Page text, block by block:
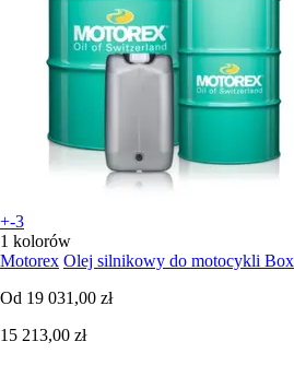
+-3
1 kolorów
Motorex Olej silnikowy do motocykli
Od 19 031,00 zł
15 213,00 zł